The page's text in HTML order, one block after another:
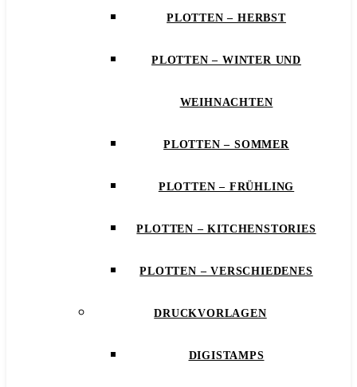
PLOTTEN – HERBST
PLOTTEN – WINTER UND
WEIHNACHTEN
PLOTTEN – SOMMER
PLOTTEN – FRÜHLING
PLOTTEN – KITCHENSTORIES
PLOTTEN – VERSCHIEDENES
DRUCKVORLAGEN
DIGISTAMPS